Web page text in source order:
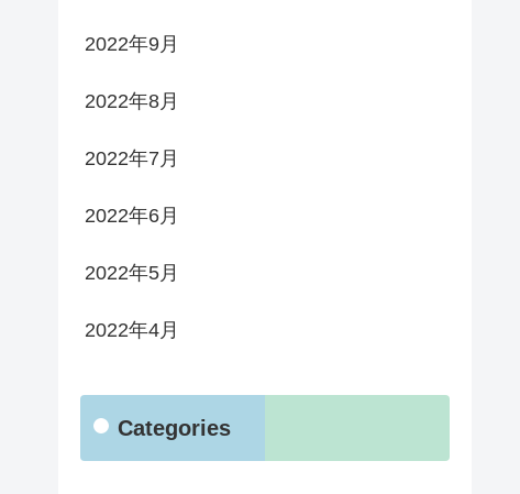
2022年9月
2022年8月
2022年7月
2022年6月
2022年5月
2022年4月
Categories